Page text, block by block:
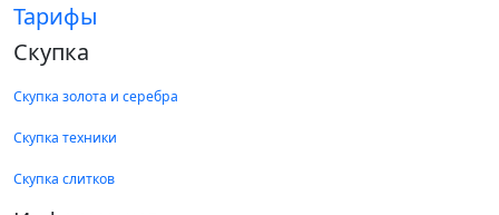
Тарифы
Скупка
Скупка золота и серебра
Скупка техники
Скупка слитков